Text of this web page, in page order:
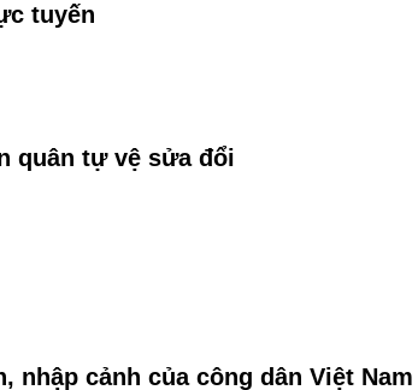
tuyến
quân tự vệ sửa đổi
nhập cảnh của công dân Việt Nam